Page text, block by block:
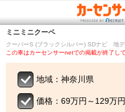
ミニ ミニクーペ
クーパーS (ブラックシルバー) SDナビ
この車はカーセンサーnetでの掲載が終了し
地域：神奈川県
価格：69万円～129万円